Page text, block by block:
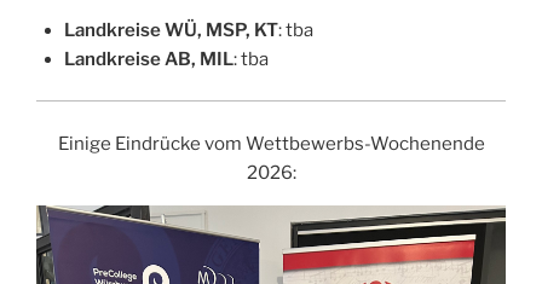
Landkreise WÜ, MSP, KT: tba
Landkreise AB, MIL: tba
Einige Eindrücke vom Wettbewerbs-Wochenende
2026: